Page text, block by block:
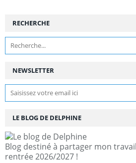
NEWSLETTER
RECHERCHE
LE BLOG DE DELPHINE
Blog destiné à partager mon
rentrée 2026/2027 !